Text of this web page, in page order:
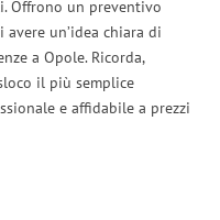
Offrono un preventivo
un’idea chiara di
a Opole. Ricorda,
il più semplice
e affidabile a prezzi